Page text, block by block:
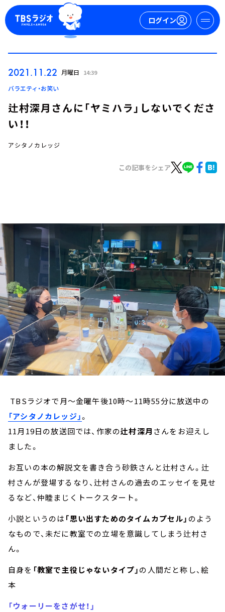
ログイン
ログイン
お知らせ
イベント・グッズ
YouTube
会社情報
2021.11.22 月曜日 14:39
バラエティ・お笑い
辻村深月さんに「ヤミハラ」しないでくださ
い！！
アシタノカレッジ
この記事をシェア
TBSラジオで月～金曜午後10時～11時55分に放送中の
「アシタノカレッジ」。
11月19日の放送回では、作家の辻村深月 さんをお迎えし
ました。
お互いの本の解説文を書き合う砂鉄さんと辻村さん。辻
村さんが登場するなり、辻村さんの過去のエッセイを見せ
るなど、仲睦まじくトークスタート。
小説というのは 「思い出すためのタイムカプセル」 のよう
なもので、未だに教室での立場を意識してしまう辻村さ
ん。
自身を 「教室で主役じゃないタイプ」の人間だと称し、絵
本
「ウォーリーをさがせ！」